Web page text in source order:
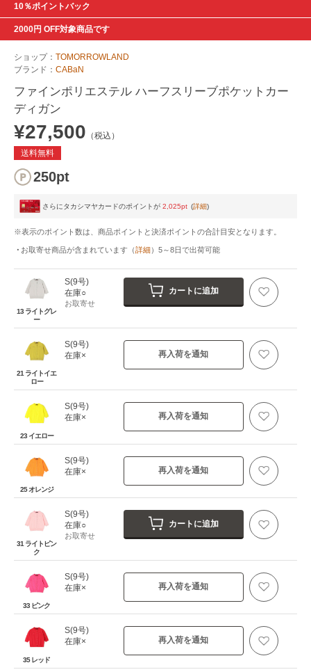
10％ポイントバック
2000円 OFF対象商品です
ショップ： TOMORROWLAND
ブランド： CABaN
ファインポリエステル ハーフスリーブポケットカー
ディガン
¥27,500 （税込）
送料無料
250pt
さらにタカシマヤカードのポイントが 2,025pt (詳細)
※表示のポイント数は、商品ポイントと決済ポイントの合計目安となります。
お取寄せ商品が含まれています （詳細） 5～8日で出荷可能
13 ライトグレ
ー
S(9号)
在庫○
お取寄せ
カートに追加
21 ライトイエ
ロー
S(9号)
在庫×
再入荷を通知
23 イエロー
S(9号)
在庫×
再入荷を通知
25 オレンジ
S(9号)
在庫×
再入荷を通知
31 ライトピン
ク
S(9号)
在庫○
お取寄せ
カートに追加
33 ピンク
S(9号)
在庫×
再入荷を通知
35 レッド
S(9号)
在庫×
再入荷を通知